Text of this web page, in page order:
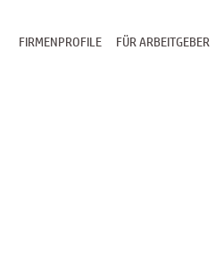
FÜR ARBEITGEBER
FIRMENPROFILE